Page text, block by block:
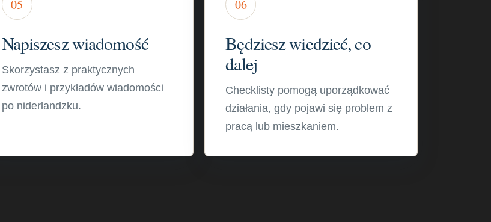
05
Napiszesz wiadomość
Skorzystasz z praktycznych
zwrotów i przykładów wiadomości
po niderlandzku.
06
Będziesz wiedzieć, co
dalej
Checklisty pomogą uporządkować
działania, gdy pojawi się problem z
pracą lub mieszkaniem.